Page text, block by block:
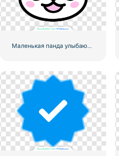
Маленькая панда улыбающееся лицо значок